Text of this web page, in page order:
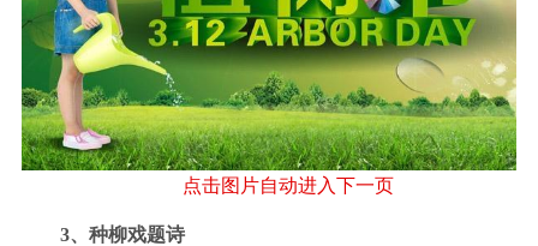
点击图片自动进入下一页
3、种柳戏题诗